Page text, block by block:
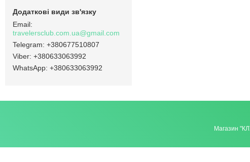
travelersclub.com.ua@gmail.com
+380677510807
+380633063992
+380633063992